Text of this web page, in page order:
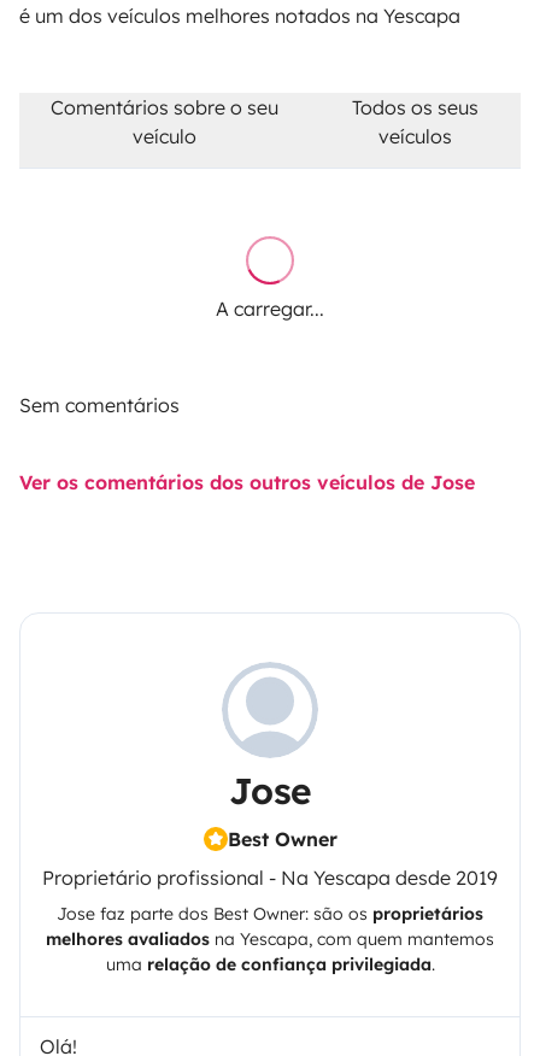
é um dos veículos melhores notados na Yescapa
Comentários sobre o seu
veículo
Todos os seus
veículos
A carregar...
Sem comentários
Ver os comentários dos outros veículos de Jose
Jose
Best Owner
Proprietário profissional - Na Yescapa desde 2019
Jose faz parte dos Best Owner: são os proprietários
melhores avaliados na Yescapa, com quem mantemos
uma relação de confiança privilegiada.
Olá!